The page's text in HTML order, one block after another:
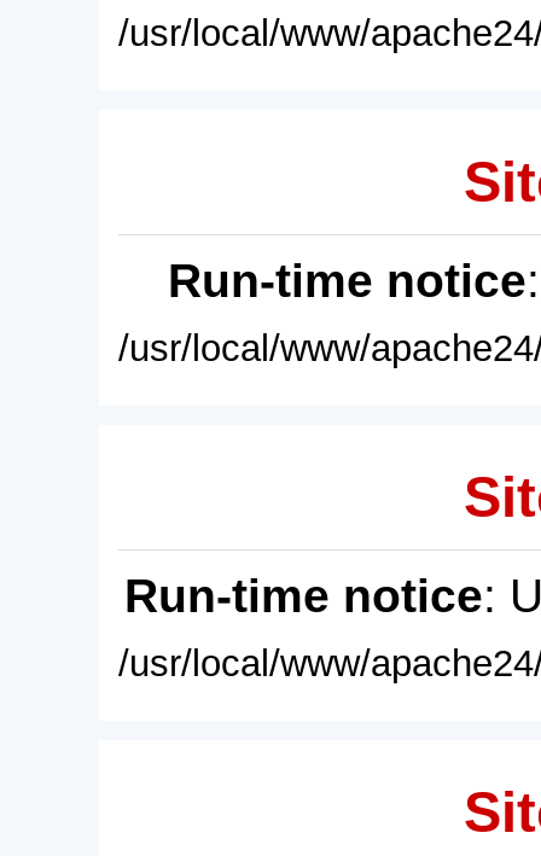
/usr/local/www/
Run-time notice
/usr/local/www/
Run-time notice:
/usr/local/www/